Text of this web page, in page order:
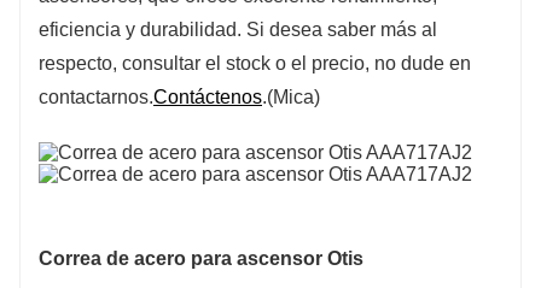
eficiencia y durabilidad. Si desea saber más al
respecto, consultar el stock o el precio, no dude en
contactarnos.Contáctenos.(Mica)
Correa de acero para ascensor Otis